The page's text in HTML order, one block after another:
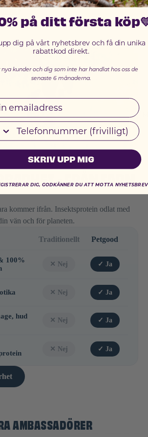
- FRÅN FARM
kommer ifrån. Insektsprotein odlat med
vän och för planeten.
Traditionellt Petgood
100%
✕ Nej ✓ Ja
✕ Nej ✓ Ja
hud
✕ Nej ✓ Ja
✕ Nej ✓ Ja
AMBASSADÖRER
på ditt första
dig på vårt nyhetsbrev och få din unika
rabattkod direkt.
nya kunder och dig som inte har handlat hos oss de
senaste 6 månaderna.
SKRIV UPP MIG
DIG, GODKÄNNER DU ATT MOTTA